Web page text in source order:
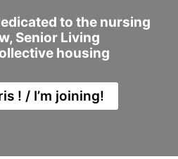
to the nursing
Senior Living
housing
! / I’m joining!